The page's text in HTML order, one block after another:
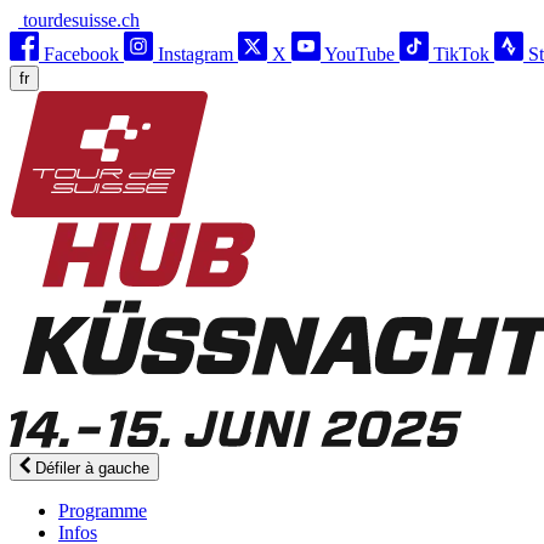
tourdesuisse.ch
Facebook
Instagram X YouTube TikTok
fr
Défiler à gauche
Programme
Infos